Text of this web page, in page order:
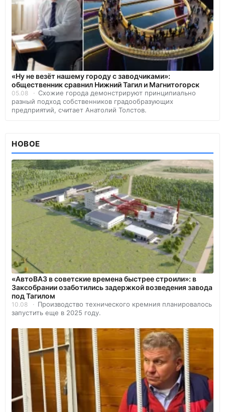
«Ну не везёт нашему городу с заводчиками»:
общественник сравнил Нижний Тагил и Магнитогорск
05.08
Схожие города демонстрируют принципиально
разный подход собственников градообразующих
предприятий, считает Анатолий Толстов.
НОВОЕ
«АвтоВАЗ в советские времена быстрее строили»: в
Заксобрании озаботились задержкой возведения завода
под Тагилом
10.08
Производство технического кремния планировалось
запустить еще в 2025 году.